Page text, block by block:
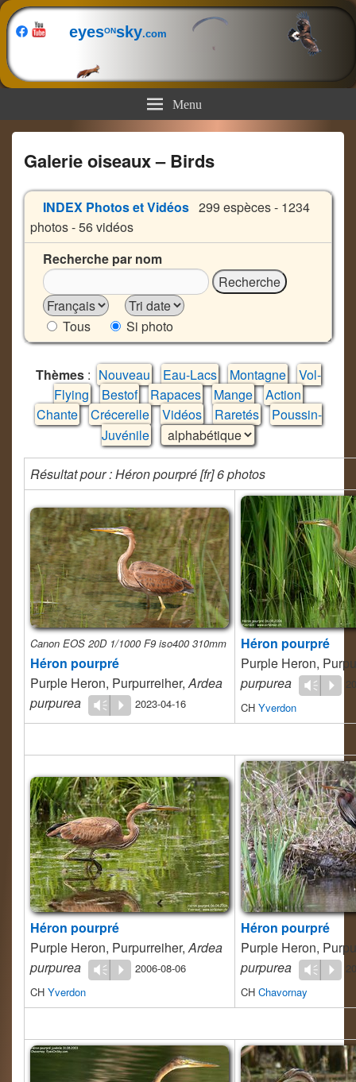
eyesONsky.com
Menu
Galerie oiseaux – Birds
INDEX Photos et Vidéos 299 espèces - 1234
photos - 56 vidéos
Recherche par nom
Tous Si photo
Thèmes: Nouveau Eau-Lacs Montagne
Vol-
Flying
Bestof Rapaces Mange
Action
Chante
Crécerelle Vidéos Raretés
Poussin-
Juvénile
Résultat pour : Héron pourpré [fr] 6 photos
Canon EOS 20D 1/1000 F9 iso400 310mm
Héron pourpré
Purple Heron, Purpurreiher,Ardea
purpurea
Vm P 2023-04-16
Héron pourpré
Purple Heron,
purpurea
Vm P
CH Yverdon
Héron pourpré
Purple Heron, Purpurreiher,Ardea
purpurea
Vm P
2006-08-06
CH Yverdon
Héron pourpré
Purple Heron,
purpurea
Vm P
CH Chavornay